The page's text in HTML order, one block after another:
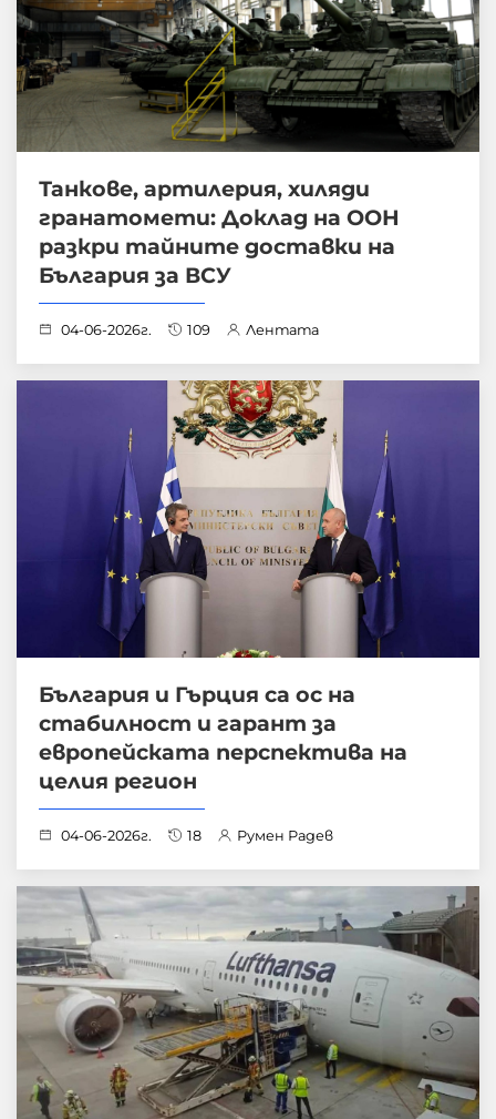
Танкове, артилерия, хиляди
гранатомети: Доклад на ООН
разкри тайните доставки на
България за ВСУ
04-06-2026г. 109 Лентата
България и Гърция са ос на
стабилност и гарант за
европейската перспектива на
целия регион
04-06-2026г. 18 Румен Радев